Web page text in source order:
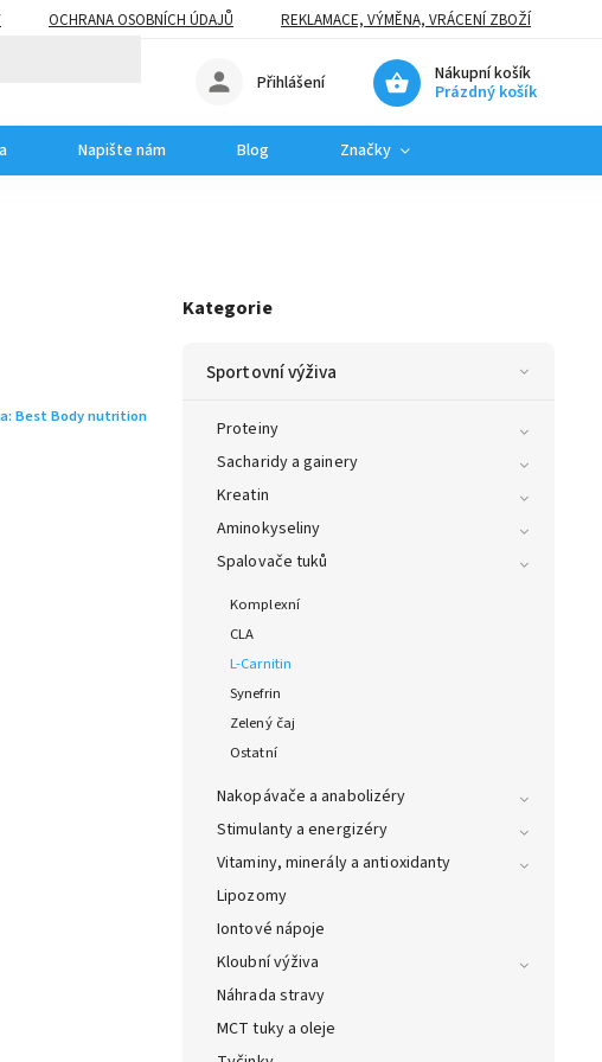
OCHRANA OSOBNÍCH ÚDAJŮ REKLAMACE, VÝMĚNA, VRÁCENÍ ZBOŽÍ
Nákupní košík
Prázdný košík
Přihlášení
Napište nám Blog Značky
Kategorie
Sportovní výživa
Proteiny
Sacharidy a gainery
Kreatin
Aminokyseliny
Spalovače tuků
Komplexní
CLA
L-Carnitin
Synefrin
Zelený čaj
Ostatní
Nakopávače a anabolizéry
Stimulanty a energizéry
Vitaminy, minerály a antioxidanty
Lipozomy
Iontové nápoje
Kloubní výživa
Náhrada stravy
MCT tuky a oleje
Best Body nutrition